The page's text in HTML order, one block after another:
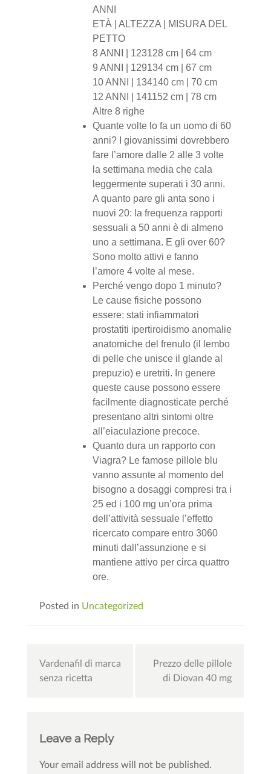
ANNI
ETÀ | ALTEZZA | MISURA DEL
PETTO
8 ANNI | 123128 cm | 64 cm
9 ANNI | 129134 cm | 67 cm
10 ANNI | 134140 cm | 70 cm
12 ANNI | 141152 cm | 78 cm
Altre 8 righe
Quante volte lo fa un uomo di 60
anni? I giovanissimi dovrebbero
fare l’amore dalle 2 alle 3 volte
la settimana media che cala
leggermente superati i 30 anni.
A quanto pare gli anta sono i
nuovi 20: la frequenza rapporti
sessuali a 50 anni è di almeno
uno a settimana. E gli over 60?
Sono molto attivi e fanno
l’amore 4 volte al mese.
Perché vengo dopo 1 minuto?
Le cause fisiche possono
essere: stati infiammatori
prostatiti ipertiroidismo anomalie
anatomiche del frenulo (il lembo
di pelle che unisce il glande al
prepuzio) e uretriti. In genere
queste cause possono essere
facilmente diagnosticate perché
presentano altri sintomi oltre
all’eiaculazione precoce.
Quanto dura un rapporto con
Viagra? Le famose pillole blu
vanno assunte al momento del
bisogno a dosaggi compresi tra i
25 ed i 100 mg un’ora prima
dell’attività sessuale l’effetto
ricercato compare entro 3060
minuti dall’assunzione e si
mantiene attivo per circa quattro
ore.
Posted in Uncategorized
navigation
Vardenafil di marca
senza ricetta
Prezzo delle pillole
di Diovan 40 mg
Leave a Reply
Your email address will not be published.